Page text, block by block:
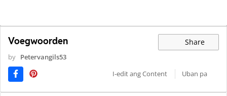
Voegwoorden Share
by Petervangils53
I-edit ang Content
Uban pa